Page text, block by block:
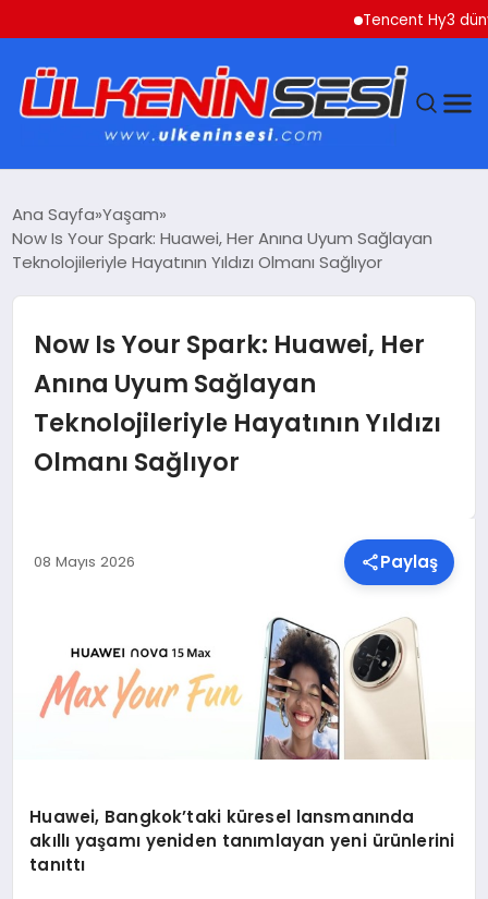
Tencent Hy3 dünya
EKONOMI
SAĞLIK
YAŞAM
MALATYA HABERLERI
Ana Sayfa Yaşam
Now Is Your Spark: Huawei, Her Anına Uyum Sağlayan
Teknolojileriyle Hayatının Yıldızı Olmanı Sağlıyor
Now Is Your Spark: Huawei, Her
Anına Uyum Sağlayan
Teknolojileriyle Hayatının Yıldızı
Olmanı Sağlıyor
08 Mayıs 2026 Paylaş
Huawei, Bangkok’taki küresel lansmanında
akıllı yaşamı yeniden tanımlayan yeni ürünlerini
tanıttı